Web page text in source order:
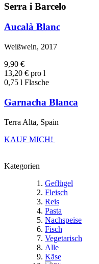
Serra i Barcelo
Aucalà Blanc
Weißwein, 2017
9,90 €
13,20 € pro l
0,75 l Flasche
Garnacha Blanca
Terra Alta, Spain
KAUF MICH!
Kategorien
Geflügel
Fleisch
Reis
Pasta
Nachspeise
Fisch
Vegetarisch
Alle
Käse